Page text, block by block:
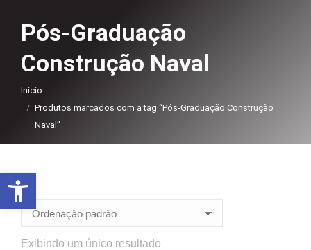
Pós-Graduação
Construção Naval
Você está aqui:
Início
Produtos marcados com a tag “Pós-Graduação Construção
Naval”
Exibindo um único resultado
Abrir a barra de ferramentas